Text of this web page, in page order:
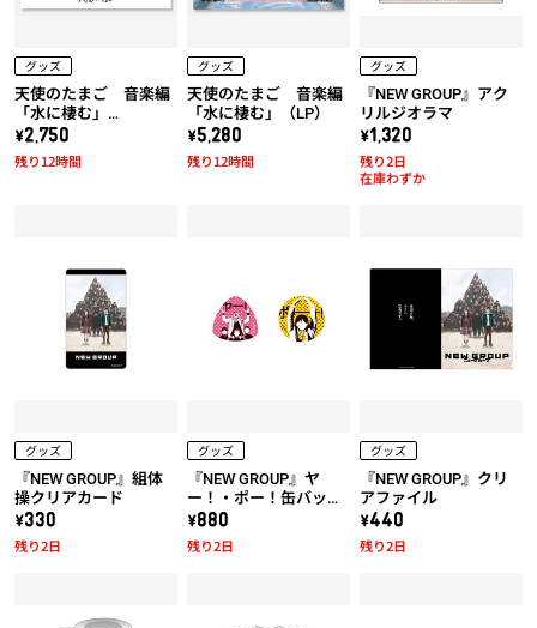
グッズ
天使のたまご 音楽編
「水に棲む」
（UHQCD）
\2,750
残り12時間
グッズ
天使のたまご 音楽編
「水に棲む」（LP）
\5,280
残り12時間
グッズ
『NEW GROUP』アク
リルジオラマ
\1,320
在庫わずか
残り2日
グッズ
『NEW GROUP』組体
操クリアカード
\330
残り2日
グッズ
『NEW GROUP』ヤ
ー！・ポー！缶バッジ
セット
\880
残り2日
グッズ
『NEW GROUP』クリ
アファイル
\440
残り2日